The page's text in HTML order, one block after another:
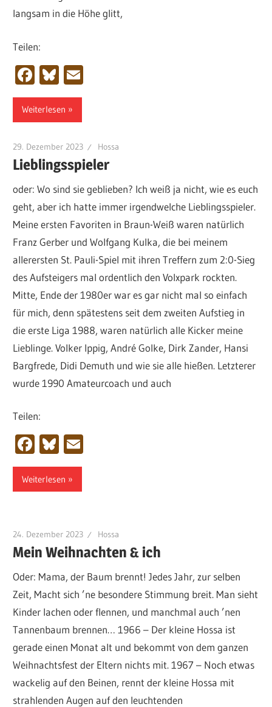
langsam in die Höhe glitt,
Teilen:
Facebook
Bluesky
Weiterlesen
29. Dezember 2023 Hossa
Lieblingsspieler
oder: Wo sind sie geblieben? Ich weiß ja nicht, wie es euch
geht, aber ich hatte immer irgendwelche Lieblingsspieler.
Meine ersten Favoriten in Braun-Weiß waren natürlich
Franz Gerber und Wolfgang Kulka, die bei meinem
allerersten St. Pauli-Spiel mit ihren Treffern zum 2:0-Sieg
des Aufsteigers mal ordentlich den Volxpark rockten.
Mitte, Ende der 1980er war es gar nicht mal so einfach
für mich, denn spätestens seit dem zweiten Aufstieg in
die erste Liga 1988, waren natürlich alle Kicker meine
Lieblinge. Volker Ippig, André Golke, Dirk Zander, Hansi
Bargfrede, Didi Demuth und wie sie alle hießen. Letzterer
wurde 1990 Amateurcoach und auch
Teilen:
Facebook
Bluesky
Weiterlesen
24. Dezember 2023 Hossa
Mein Weihnachten & ich
Oder: Mama, der Baum brennt! Jedes Jahr, zur selben
Zeit, Macht sich ’ne besondere Stimmung breit. Man sieht
Kinder lachen oder flennen, und manchmal auch ’nen
Tannenbaum brennen… 1966 – Der kleine Hossa ist
gerade einen Monat alt und bekommt von dem ganzen
Weihnachtsfest der Eltern nichts mit. 1967 – Noch etwas
wackelig auf den Beinen, rennt der kleine Hossa mit
strahlenden Augen auf den leuchtenden